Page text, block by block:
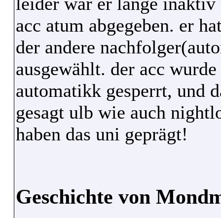
acc atum abgegeben. er
der andere
ausgewählt. der acc
automatikk gesperrt, und
gesagt ulb wie auch
haben das uni geprägt!
Geschichte von